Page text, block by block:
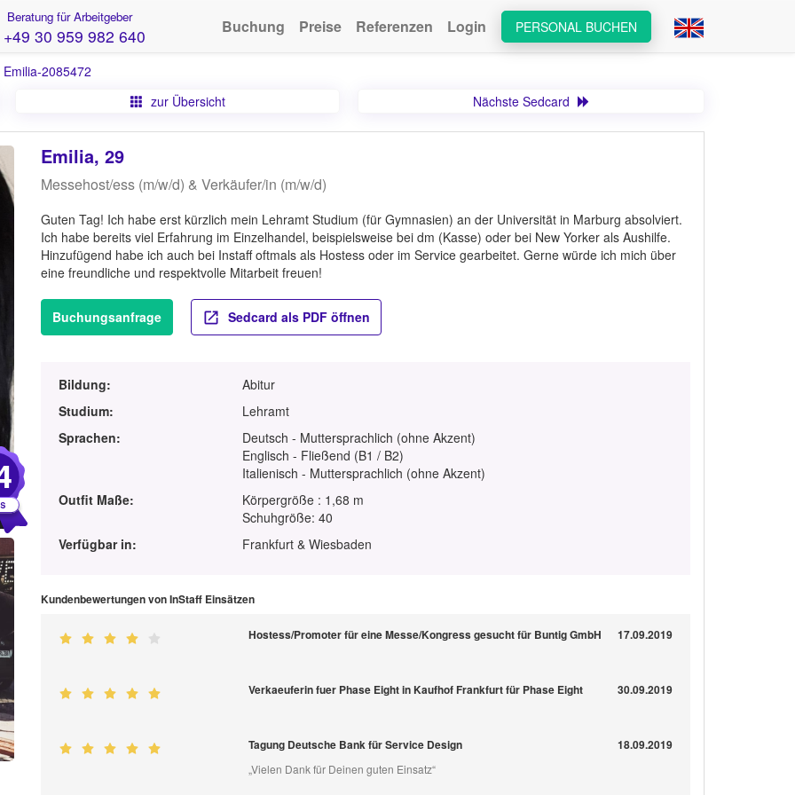
Beratung für Arbeitgeber
+49 30 959 982 640 PERSONAL BUCHEN
Buchung Preise Referenzen Login
Emilia-2085472
zur Übersicht
Nächste Sedcard
Emilia, 29
Messehost/ess (m/w/d) & Verkäufer/in (m/w/d)
Guten Tag! Ich habe erst kürzlich mein Lehramt Studium (für Gymnasien) an der Universität in Marburg absolviert.
Ich habe bereits viel Erfahrung im Einzelhandel, beispielsweise bei dm (Kasse) oder bei New Yorker als Aushilfe.
Hinzufügend habe ich auch bei Instaff oftmals als Hostess oder im Service gearbeitet. Gerne würde ich mich über
eine freundliche und respektvolle Mitarbeit freuen!
Buchungsanfrage Sedcard als PDF öffnen
Bildung:
Abitur
Studium:
Lehramt
Sprachen:
Deutsch - Muttersprachlich (ohne Akzent)
Englisch - Fließend (B1 / B2)
Italienisch - Muttersprachlich (ohne Akzent)
Outfit Maße:
Körpergröße : 1,68 m
Schuhgröße: 40
Verfügbar in:
Frankfurt & Wiesbaden
Kundenbewertungen von InStaff Einsätzen
Hostess/Promoter für eine Messe/Kongress gesucht für Buntig GmbH 17.09.2019
Verkaeuferin fuer Phase Eight in Kaufhof Frankfurt für Phase Eight 30.09.2019
Tagung Deutsche Bank für Service Design 18.09.2019
„Vielen Dank für Deinen guten Einsatz“